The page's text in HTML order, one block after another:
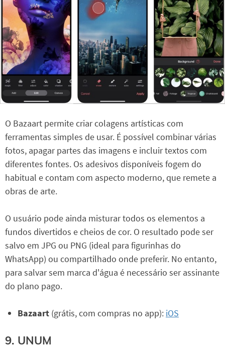
O Bazaart permite criar colagens artísticas com
ferramentas simples de usar. É possível combinar várias
fotos, apagar partes das imagens e incluir textos com
diferentes fontes. Os adesivos disponíveis fogem do
habitual e contam com aspecto moderno, que remete a
obras de arte.
O usuário pode ainda misturar todos os elementos a
fundos divertidos e cheios de cor. O resultado pode ser
salvo em JPG ou PNG (ideal para figurinhas do
WhatsApp) ou compartilhado onde preferir. No entanto,
para salvar sem marca d'água é necessário ser assinante
do plano pago.
Bazaart (grátis, com compras no app): iOS
9. UNUM